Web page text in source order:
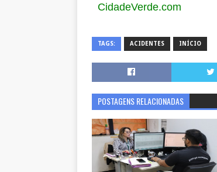
CidadeVerde.com
TAGS: ACIDENTES INÍCIO
POSTAGENS RELACIONADAS